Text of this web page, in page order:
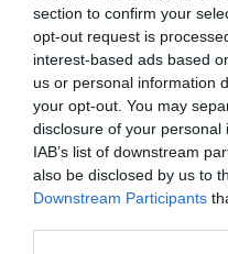
section to confirm your
opt-out request is
interest-based ads based
us or personal information
your opt-out. You may
disclosure of your
IAB’s list of downstream
also be disclosed by us to
Downstream Participants